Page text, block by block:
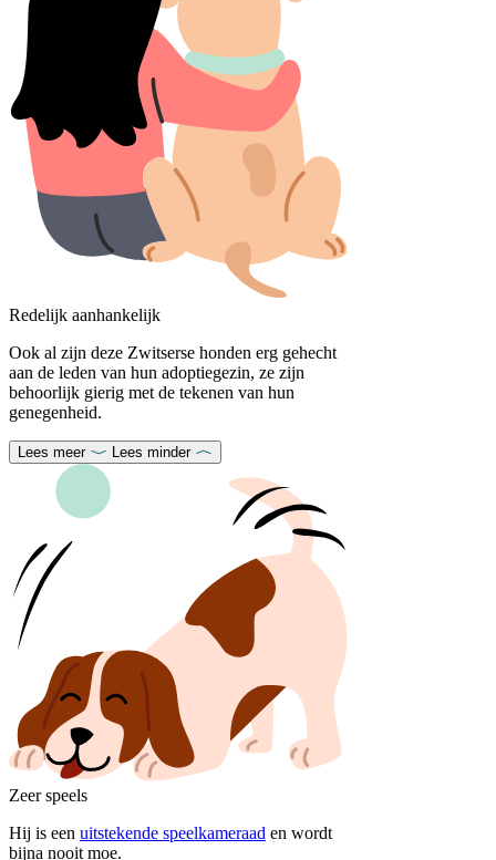
Redelijk aanhankelijk
Ook al zijn deze Zwitserse honden erg gehecht
aan de leden van hun adoptiegezin, ze zijn
behoorlijk gierig met de tekenen van hun
genegenheid.
Lees meer Lees minder
Zeer speels
Hij is een uitstekende speelkameraad en wordt
bijna nooit moe.